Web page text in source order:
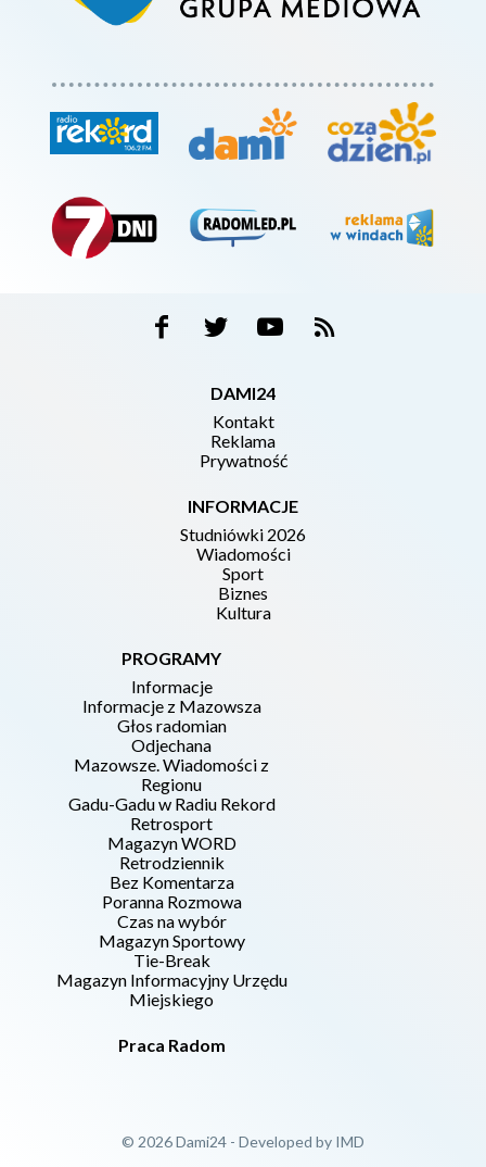
DAMI24
Kontakt
Reklama
Prywatność
INFORMACJE
Studniówki 2026
Wiadomości
Sport
Biznes
Kultura
PROGRAMY
Informacje
Informacje z Mazowsza
Głos radomian
Odjechana
Mazowsze. Wiadomości z
Regionu
Gadu-Gadu w Radiu Rekord
Retrosport
Magazyn WORD
Retrodziennik
Bez Komentarza
Poranna Rozmowa
Czas na wybór
Magazyn Sportowy
Tie-Break
Magazyn Informacyjny Urzędu
Miejskiego
Praca Radom
© 2026 Dami24 - Developed by IMD